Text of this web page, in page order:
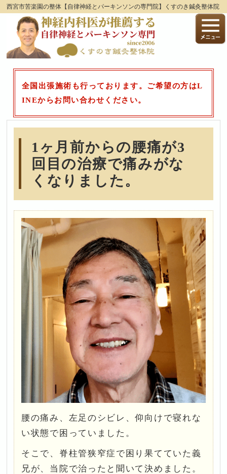
西宮市苦楽園の整体【自律神経とパーキンソンの専門院】くすのき鍼灸整体院
全国出張施術も行っております。ご希望の方はL
INEからお問い合わせください。
1ヶ月前からの腰痛が3
回目の治療で痛みがな
くなりました。
腰の痛み、左足のシビレ、仰向けで寝れな
い状態で困っていました。
そこで、脊柱管狭窄症で困り果てていた義
兄が、当院で治ったと聞いて決めました。